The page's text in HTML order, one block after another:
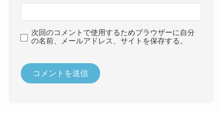
次回のコメントで使用するためブラウザーに自分
の名前、メールアドレス、サイトを保存する。